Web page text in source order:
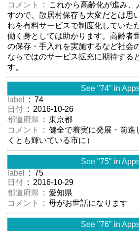
コメント
: これから高齢化が進み、
すので、散居村保存も大変だとは思
れを有料サービスで制度化していた
働く身としては助かります。高齢者
の保存・手入れを実施するなど社会
ならではのサービス拡充に期待する
す。
See "74" in
label
: 74
日付 : 2016-10-26
都道府県 : 東京都
コメント
: 健全で着実に発展・前進
くとも輝いている市に）
See "75" in
label
: 75
日付 : 2016-10-29
都道府県 : 愛知県
コメント
: 母がお世話になります
See "76" in